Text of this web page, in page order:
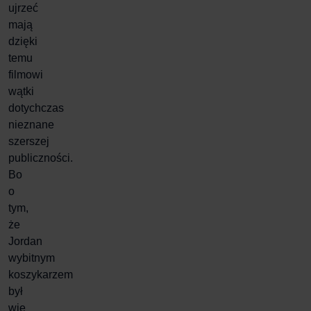
ujrzeć
mają
dzięki
temu
filmowi
wątki
dotychczas
nieznane
szerszej
publiczności.
Bo
o
tym,
że
Jordan
wybitnym
koszykarzem
był
wie